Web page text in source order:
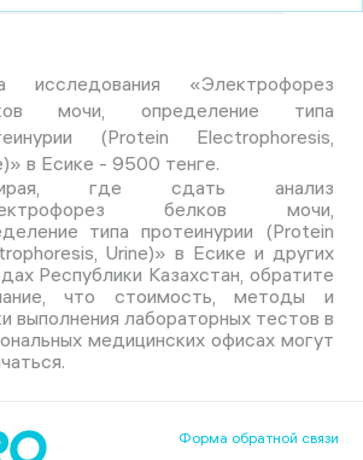
исследования «Электрофорез
мочи, определение типа
(Protein Electrophoresis,
в Есике - 9500 тенге.
где сдать анализ
белков мочи,
типа протеинурии (Protein
Urine)» в Есике и других
Республики Казахстан, обратите
что стоимость, методы и
выполнения лабораторных тестов в
медицинских офисах могут
Форма обратной связи